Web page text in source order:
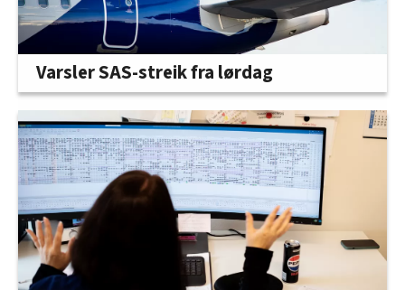
Varsler SAS-streik fra lørdag